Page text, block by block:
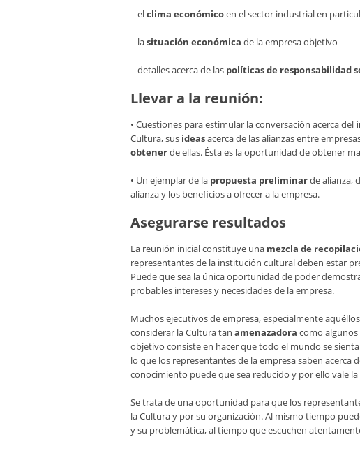
– elclima económicoen el sector industrial en
– lasituación económica de la empresa objetivo
– detalles acerca de las políticas de responsabilidad
Llevar a la reunión:
• Cuestiones para estimular la conversación acerca del
Cultura, sus ideasacerca de las alianzas entre
obtenerde ellas. Ésta es la oportunidad de obtener
• Un ejemplar de la propuesta preliminarde alianza,
alianza y los beneficios a ofrecer a la empresa.
Asegurarse resultados
La reunión inicial constituye una mezcla de
representantes de la institución cultural deben estar
Puede que sea la única oportunidad de poder
probables intereses y necesidades de la empresa.
Muchos ejecutivos de empresa, especialmente
considerar la Cultura tan amenazadora como algunos
objetivo consiste en hacer que todo el mundo se
lo que los representantes de la empresa saben acerca
conocimiento puede que sea reducido y por ello vale
Se trata de una oportunidad para que los
la Cultura y por su organización. Al mismo tiempo
y su problemática, al tiempo que escuchen